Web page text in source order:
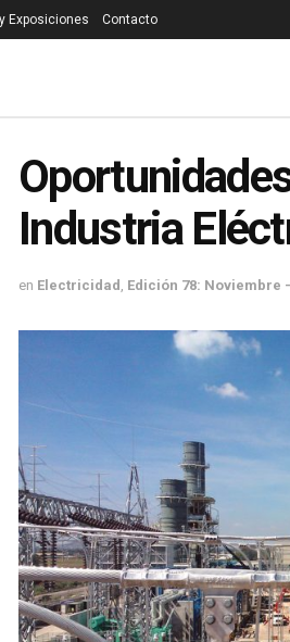
Exposiciones Contacto
Industria
en Electricidad Edición 78: Noviembre